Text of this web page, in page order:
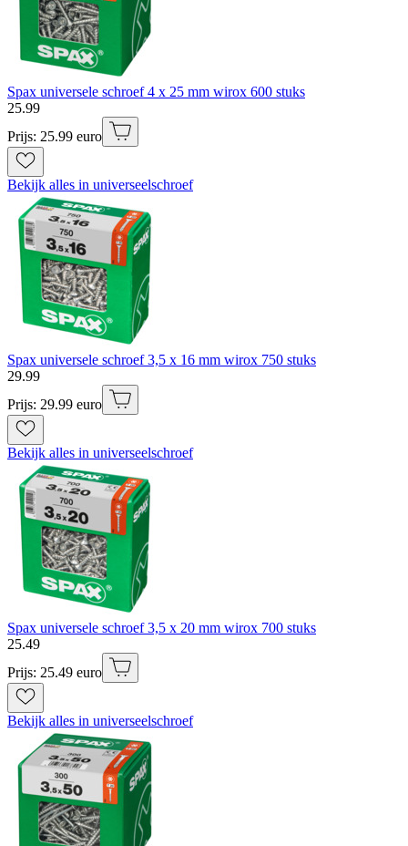
Spax universele schroef 4 x 25 mm wirox 600 stuks
25.99
Prijs: 25.99 euro
Bekijk alles in universeelschroef
Spax universele schroef 3,5 x 16 mm wirox 750 stuks
29.99
Prijs: 29.99 euro
Bekijk alles in universeelschroef
Spax universele schroef 3,5 x 20 mm wirox 700 stuks
25.49
Prijs: 25.49 euro
Bekijk alles in universeelschroef